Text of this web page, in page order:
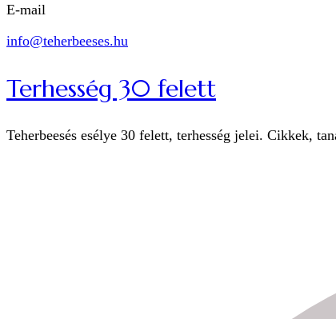
E-mail
info@teherbeeses.hu
Terhesség 30 felett
Teherbeesés esélye 30 felett, terhesség jelei. Cikkek,